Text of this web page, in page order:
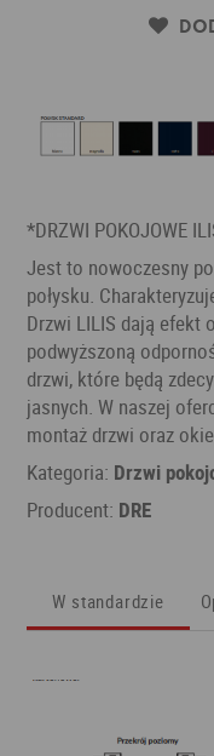
*DRZWI POKOJOWE
Jest to nowoczesny
połysku.
Drzwi LILIS dają efekt
podwyższoną
drzwi, które będą
jasnych. W naszej
montaż drzwi oraz
Kategoria: Drzwi
Producent: DRE
W standardzie